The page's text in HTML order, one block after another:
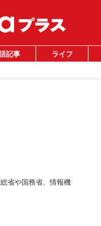
記事 ライフ
省や国務省、情報機